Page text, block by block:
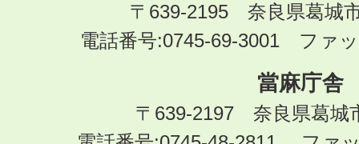
〒639-2195 奈良県葛城
電話番号:0745-69-3001 ファ
當麻庁舎
〒639-2197 奈良県葛城